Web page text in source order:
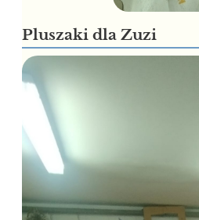
Pluszaki dla Zuzi